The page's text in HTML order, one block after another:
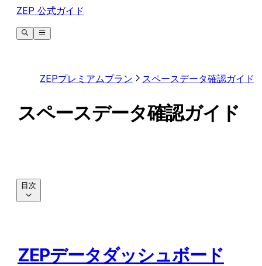
ZEP 公式ガイド
ZEPプレミアムプラン スペースデータ確認ガイド
スペースデータ確認ガイド
ZEPデータダッシュボード
目次